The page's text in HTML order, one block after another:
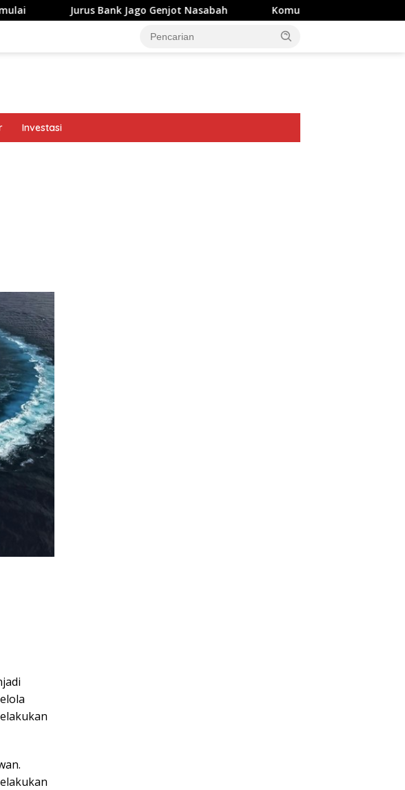
Bank Jago Genjot Nasabah Komut Pertamina Tegaskan Tak Boleh
Investasi